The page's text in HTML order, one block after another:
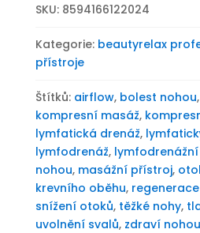
SKU: 8594166122024
Kategorie: beautyrelax
přístroje
Štítků: airflow, bolest nohou,
kompresní masáž,
lymfatická drenáž,
lymfodrenáž,
nohou, masážní přístroj,
krevního oběhu,
snížení otoků, těžké nohy,
uvolnění svalů, zdraví nohou